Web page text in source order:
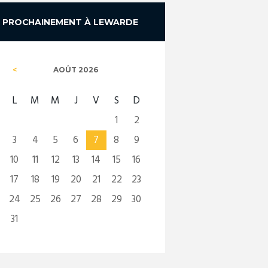
PROCHAINEMENT À LEWARDE
AOÛT 2026
L M M J V S
D
1
2
3
4 5 6 7 8
9
10
11 12 13 14 15
16
17
18 19 20 21 22
23
24
25 26 27 28 29
30
31